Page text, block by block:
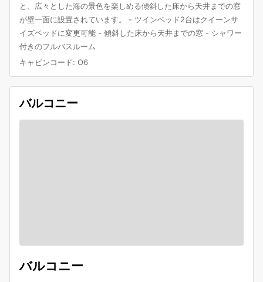
と、広々とした海の景色を楽しめる傾斜した床から天井までの窓
が壁一面に設置されています。 - ツインベッド2台はクイーンサ
イズベッドに変更可能 - 傾斜した床から天井までの窓 - シャワー
付きのフルバスルーム
キャビンコード: O6
バルコニー
バルコニー